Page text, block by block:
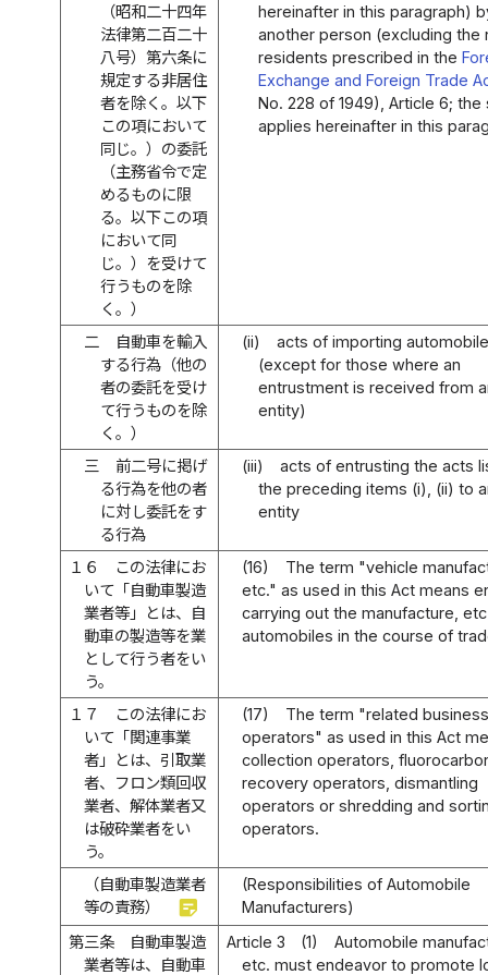
（昭和二十四年
法律第二百二十
八号）第六条に
規定する非居住
者を除く。以下
この項において
同じ。）の委託
（主務省令で定
めるものに限
る。以下この項
において同
じ。）を受けて
行うものを除
く。）
hereinafter in this paragraph)
another person (excluding the
residents prescribed in the
Exchange and Foreign Trade
No. 228 of 1949), Article 6; the
applies hereinafter in this
二
自動車を輸入
する行為（他の
者の委託を受け
て行うものを除
く。）
(ii)
acts of importing
(except for those where an
entrustment is received from
entity)
三
前二号に掲げ
る行為を他の者
に対し委託をす
る行為
(iii)
acts of entrusting the acts
the preceding items (i), (ii) to
entity
１６
この法律にお
いて「自動車製造
業者等」とは、自
動車の製造等を業
として行う者をい
う。
(16)
The term "vehicle
etc." as used in this Act means
carrying out the manufacture,
automobiles in the course of
１７
この法律にお
いて「関連事業
者」とは、引取業
者、フロン類回収
業者、解体業者又
は破砕業者をい
う。
(17)
The term "related business
operators" as used in this Act
collection operators,
recovery operators, dismantling
operators or shredding and
operators.
（自動車製造業者
等の責務）
sticky_note_2
(Responsibilities of Automobile
Manufacturers)
第三条
自動車製造
業者等は、自動車
Article 3 (1)
Automobile
etc. must endeavor to promote